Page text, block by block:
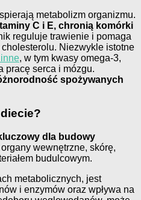
metabolizm organizmu.
C i E, chronią komórki
reguluje trawienie i pomaga
Niezwykle istotne
, w tym kwasy omega-3,
pracę serca i mózgu.
spożywanych
dla budowy
wewnętrzne, skórę,
budulcowym.
metabolicznych, jest
i enzymów oraz wpływa na